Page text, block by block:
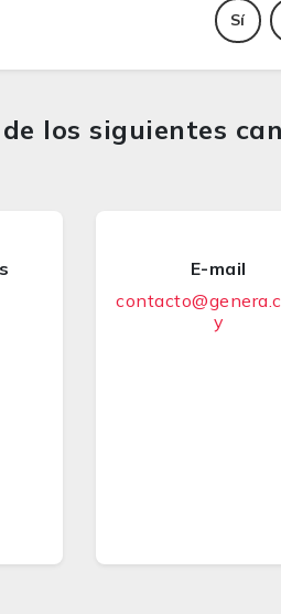
Sí
los siguientes
E-mail
y